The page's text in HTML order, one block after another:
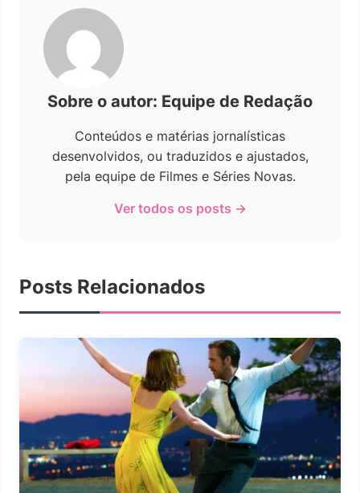
Sobre o autor: Equipe de Redação
Conteúdos e matérias jornalísticas
desenvolvidos, ou traduzidos e ajustados,
pela equipe de Filmes e Séries Novas.
Ver todos os posts →
Posts Relacionados